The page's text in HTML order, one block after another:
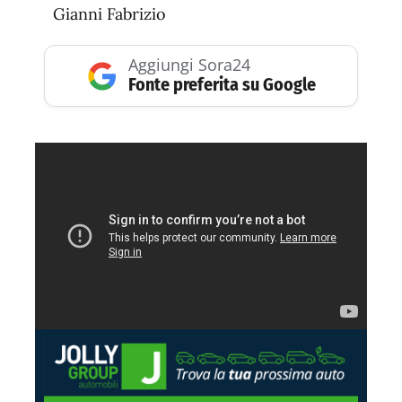
Gianni Fabrizio
Aggiungi Sora24
Fonte preferita su Google